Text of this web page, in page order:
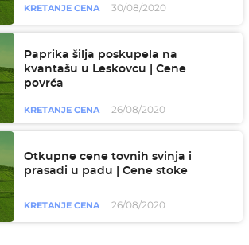
KRETANJE CENA 30/08/2020
Paprika šilja poskupela na
kvantašu u Leskovcu | Cene
povrća
KRETANJE CENA 26/08/2020
Otkupne cene tovnih svinja i
prasadi u padu | Cene stoke
KRETANJE CENA 26/08/2020